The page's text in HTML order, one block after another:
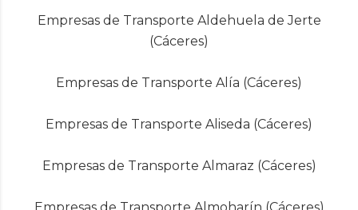
Empresas de Transporte Aldehuela de Jerte
(Cáceres)
Empresas de Transporte Alía (Cáceres)
Empresas de Transporte Aliseda (Cáceres)
Empresas de Transporte Almaraz (Cáceres)
Empresas de Transporte Almoharín (Cáceres)